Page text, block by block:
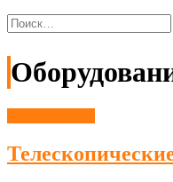
Найти: